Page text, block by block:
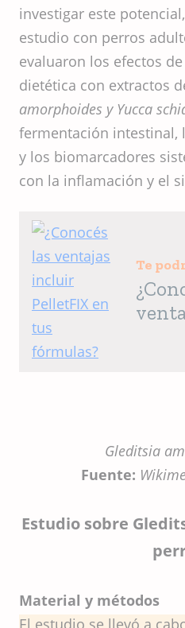
investigar este
estudio con perros
evaluaron los efectos
dietética con extractos
amorphoides y Yucca
fermentación intestinal,
y los biomarcadores
con la inflamación y el
Te
Gleditsia
Fuente:
Estudio sobre
Material y métodos
El estudio se llevó a